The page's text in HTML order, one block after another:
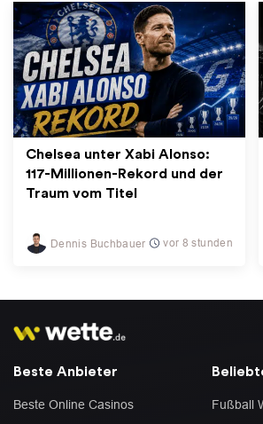
Chelsea unter Xabi Alonso:
117-Millionen-Rekord und der
Traum vom Titel
Dennis Buchbauer vor 8 stunden
Beste Anbieter
Beste Online Casinos
Fußball